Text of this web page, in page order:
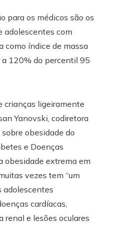
para os médicos são os
adolescentes com
como índice de massa
a 120% do percentil 95
crianças ligeiramente
Yanovski, codiretora
obesidade do
e Doenças
obesidade extrema em
vezes tem “um
adolescentes
cardíacas,
renal e lesões oculares